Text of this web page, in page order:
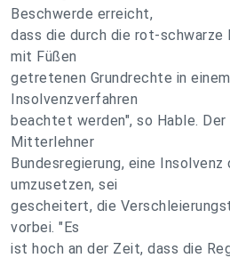
Beschwerde erreicht,
dass die durch die rot-
mit Füßen
getretenen Grundrechte in
Insolvenzverfahren
beachtet werden", so Hable. Der
Mitterlehner
Bundesregierung, eine
umzusetzen, sei
gescheitert, die
vorbei. "Es
ist hoch an der Zeit, dass die